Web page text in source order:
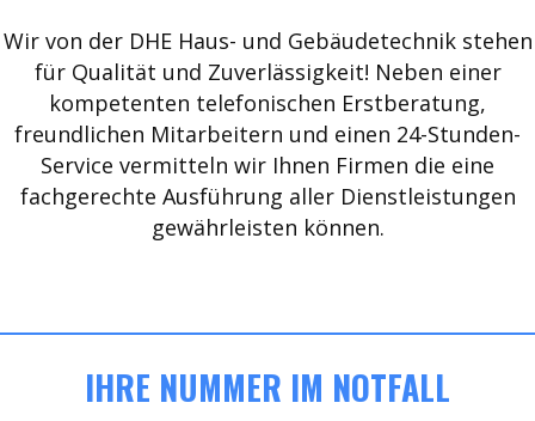
Wir von der DHE Haus- und Gebäudetechnik stehen
für Qualität und Zuverlässigkeit! Neben einer
kompetenten telefonischen Erstberatung,
freundlichen Mitarbeitern und einen 24-Stunden-
Service vermitteln wir Ihnen Firmen die eine
fachgerechte Ausführung aller Dienstleistungen
gewährleisten können.
IHRE NUMMER IM NOTFALL